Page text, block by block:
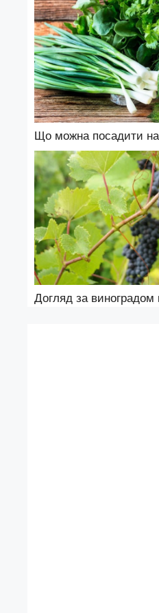
Що можна посадити на
Догляд за виноградом